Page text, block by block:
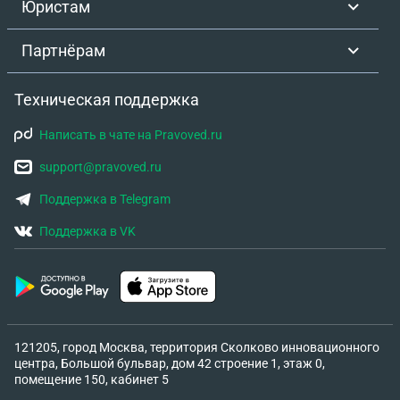
Юристам
Партнёрам
Техническая поддержка
Написать в чате на Pravoved.ru
support@pravoved.ru
Поддержка в Telegram
Поддержка в VK
121205, город Москва, территория Сколково инновационного
центра, Большой бульвар, дом 42 строение 1, этаж 0,
помещение 150, кабинет 5